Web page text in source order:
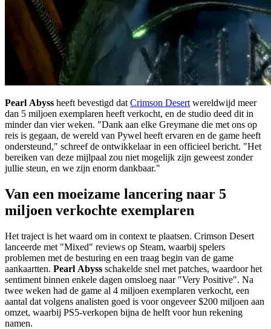
Pearl Abyss heeft bevestigd dat Crimson Desert wereldwijd meer
dan 5 miljoen exemplaren heeft verkocht, en de studio deed dit in
minder dan vier weken. "Dank aan elke Greymane die met ons op
reis is gegaan, de wereld van Pywel heeft ervaren en de game heeft
ondersteund," schreef de ontwikkelaar in een officieel bericht. "Het
bereiken van deze mijlpaal zou niet mogelijk zijn geweest zonder
jullie steun, en we zijn enorm dankbaar."
Van een moeizame lancering naar 5
miljoen verkochte exemplaren
Het traject is het waard om in context te plaatsen. Crimson Desert
lanceerde met "Mixed" reviews op Steam, waarbij spelers
problemen met de besturing en een traag begin van de game
aankaartten. Pearl Abyss schakelde snel met patches, waardoor het
sentiment binnen enkele dagen omsloeg naar "Very Positive". Na
twee weken had de game al 4 miljoen exemplaren verkocht, een
aantal dat volgens analisten goed is voor ongeveer $200 miljoen aan
omzet, waarbij PS5-verkopen bijna de helft voor hun rekening
namen.